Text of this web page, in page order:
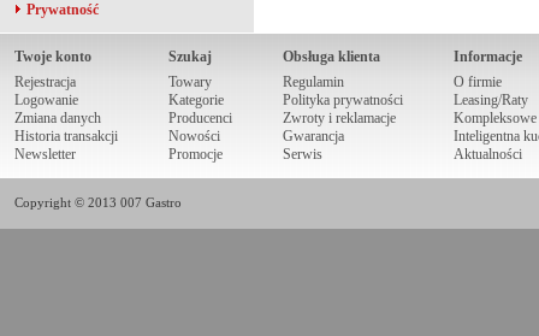
Prywatność
Twoje konto
Rejestracja
Logowanie
Zmiana danych
Historia transakcji
Newsletter
Szukaj
Towary
Kategorie
Producenci
Nowości
Promocje
Obsługa klienta
Regulamin
Polityka prywatności
Zwroty i reklamacje
Gwarancja
Serwis
Informacje
O firmie
Leasing/Raty
Kompleksowe
Inteligentna
Aktualności
Copyright © 2013 007 Gastro